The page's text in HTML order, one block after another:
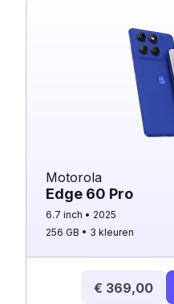
Motorola
Edge 60 Pro
6.7 inch
2025
256 GB
3 kleuren
€ 369,00